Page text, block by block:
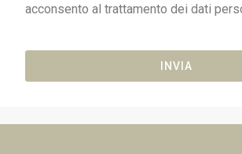
acconsento al trattamento dei dati
INVIA